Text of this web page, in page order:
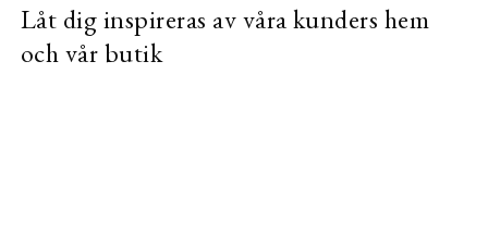
Låt dig inspireras av våra kunders hem
och vår butik